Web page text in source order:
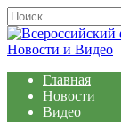
Перейти
к
содержанию
Search
for:
Главная
Новости
Видео